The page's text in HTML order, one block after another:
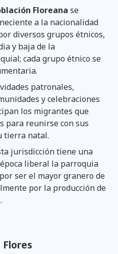
Floreana se
a la nacionalidad
diversos grupos étnicos,
y baja de la
cada grupo étnico se
patronales,
y celebraciones
los migrantes que
para reunirse con sus
tierra natal.
jurisdicción tiene una
liberal la parroquia
ser el mayor granero de
por la producción de